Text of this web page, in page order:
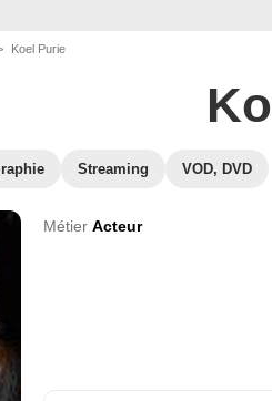
Koel Purie
Streaming VOD, DVD
Métier Acteur